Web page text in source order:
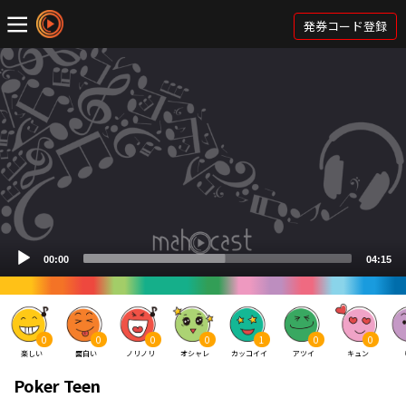
発券コード登録
0
楽しい
0
面白い
0
ノリノリ
0
オシャレ
1
カッコイイ
0
アツイ
0
キュン
Poker Teen